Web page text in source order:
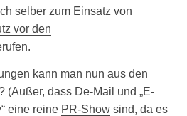
selber zum Einsatz von
vor den
kann man nun aus den
(Außer, dass De-Mail und „E-
eine reine PR-Showsind, da es